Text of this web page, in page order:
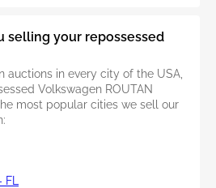
selling your repossessed
auctions in every city of the USA,
Volkswagen ROUTAN
most popular cities we sell our